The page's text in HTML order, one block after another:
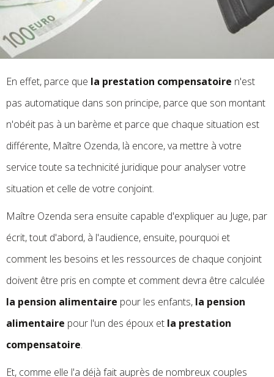
En effet, parce que la prestation compensatoire n'est
pas automatique dans son principe, parce que son montant
n'obéit pas à un barème et parce que chaque situation est
différente, Maître Ozenda, là encore, va mettre à votre
service toute sa technicité juridique pour analyser votre
situation et celle de votre conjoint.
Maître Ozenda sera ensuite capable d'expliquer au Juge, par
écrit, tout d'abord, à l'audience, ensuite, pourquoi et
comment les besoins et les ressources de chaque conjoint
doivent être pris en compte et comment devra être calculée
la pension alimentaire pour les enfants, la pension
alimentaire pour l'un des époux et la prestation
compensatoire.
Et, comme elle l'a déjà fait auprès de nombreux couples